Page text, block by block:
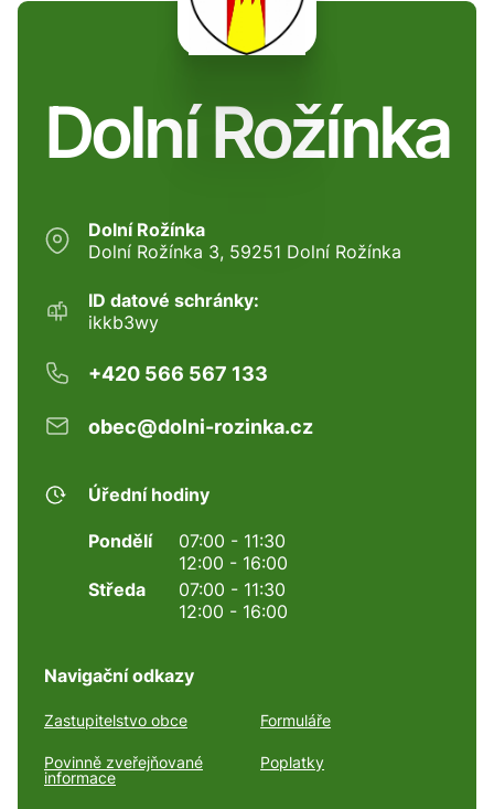
Dolní Rožínka
Dolní Rožínka
Dolní Rožínka 3, 59251 Dolní Rožínka
ID datové schránky:
ikkb3wy
+420 566 567 133
obec@dolni-rozinka.cz
Úřední hodiny
Pondělí
07:00 - 11:30
12:00 - 16:00
Středa
07:00 - 11:30
12:00 - 16:00
Navigační odkazy
Zastupitelstvo obce Formuláře
Povinně zveřejňované
informace
Poplatky